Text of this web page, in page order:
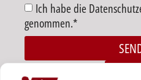
Ich habe die
genommen.*